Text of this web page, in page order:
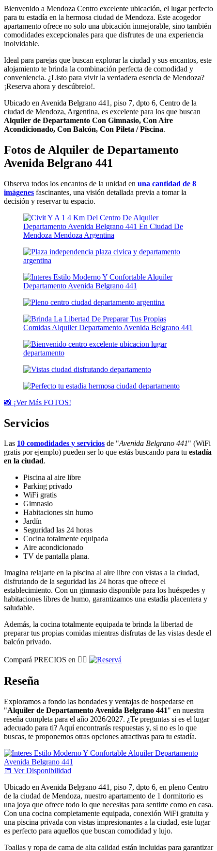
Bienvenido a Mendoza Centro excelente ubicación, el lugar perfecto
para tu estadía en la hermosa ciudad de Mendoza. Este acogedor
apartamento ofrece no solo una ubicación inmejorable, sino también
comodidades excepcionales para que disfrutes de una experiencia
inolvidable.
Ideal para parejas que buscan explorar la ciudad y sus encantos, este
alojamiento te brinda la combinación perfecta de comodidad y
conveniencia. ¿Listo para vivir la verdadera esencia de Mendoza?
¡Reserva ahora y descúbrelo!.
Ubicado en Avenida Belgrano 441, piso 7, dpto 6, Centro de la
ciudad de Mendoza, Argentina, es excelente para los que buscan
Alquiler de Departamento Con Gimnasio, Con Aire
Acondicionado, Con Balcón, Con Pileta / Piscina.
Fotos de Alquiler de Departamento
Avenida Belgrano 441
Observa todos los encantos de la unidad en una cantidad de 8
imágenes fascinantes, una visión detallada previa a tomar la
decisión y reservar tu espacio.
📸 ¡Ver Más FOTOS!
Servicios
Las 10 comodidades y servicios de "Avenida Belgrano 441" (WiFi
gratis por ejemplo) pueden ser lo que estás buscando para tu estadía
en la ciudad.
Piscina al aire libre
Parking privado
WiFi gratis
Gimnasio
Habitaciones sin humo
Jardín
Seguridad las 24 horas
Cocina totalmente equipada
Aire acondicionado
TV de pantalla plana.
Imagina relajarte en la piscina al aire libre con vistas a la ciudad,
disfrutando de la seguridad las 24 horas que ofrece el
establecimiento. Con un gimnasio disponible para los huéspedes y
habitaciones libres de humo, garantizamos una estadía placentera y
saludable.
Además, la cocina totalmente equipada te brinda la libertad de
preparar tus propias comidas mientras disfrutas de las vistas desde el
balcón privado.
Compará PRECIOS en 👉🏽
Reseña
Exploramos a fondo las bondades y ventajas de hospedarse en
"Alquiler de Departamento Avenida Belgrano 441" en nuestra
reseña completa para el año 2026/2027. ¿Te preguntas si es el lugar
adecuado para ti? Aquí encontrarás respuestas y, si no es lo que
buscas, te proponemos otras opciones atractivas para tu estadía.
📅 VerDisponibilidad
Ubicado en Avenida Belgrano 441, piso 7, dpto 6, en pleno Centro
de la ciudad de Mendoza, nuestro apartamento de 1 dormitorio es
una joya que ofrece todo lo que necesitas para sentirte como en casa.
Con una cocina completamente equipada, conexión WiFi gratuita y
una piscina privada con vistas impresionantes a la ciudad, este lugar
es perfecto para aquellos que buscan comodidad y lujo.
Toallas y ropa de cama de alta calidad están incluidas para garantizar